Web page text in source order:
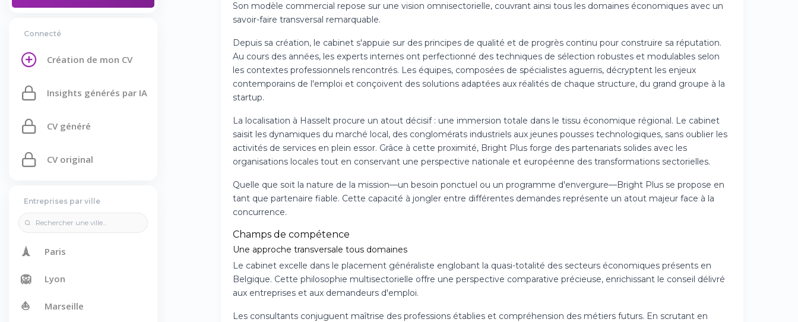
Connecté
Création de mon CV
Insights générés par IA
CV généré
CV original
Entreprises par ville
🗼 Paris
🦁 Lyon
⛵ Marseille
Son modèle commercial repose sur une vision omnisectorielle, couvrant ainsi tous les domaines économiques avec un
savoir-faire transversal remarquable.
Depuis sa création, le cabinet s'appuie sur des principes de qualité et de progrès continu pour construire sa réputation.
Au cours des années, les experts internes ont perfectionné des techniques de sélection robustes et modulables selon
les contextes professionnels rencontrés. Les équipes, composées de spécialistes aguerris, décryptent les enjeux
contemporains de l'emploi et conçoivent des solutions adaptées aux réalités de chaque structure, du grand groupe à la
startup.
La localisation à Hasselt procure un atout décisif : une immersion totale dans le tissu économique régional. Le cabinet
saisit les dynamiques du marché local, des conglomérats industriels aux jeunes pousses technologiques, sans oublier les
activités de services en plein essor. Grâce à cette proximité, Bright Plus forge des partenariats solides avec les
organisations locales tout en conservant une perspective nationale et européenne des transformations sectorielles.
Quelle que soit la nature de la mission—un besoin ponctuel ou un programme d'envergure—Bright Plus se propose en
tant que partenaire fiable. Cette capacité à jongler entre différentes demandes représente un atout majeur face à la
concurrence.
Champs de compétence
Une approche transversale tous domaines
Le cabinet excelle dans le placement généraliste englobant la quasi-totalité des secteurs économiques présents en
Belgique. Cette philosophie multisectorielle offre une perspective comparative précieuse, enrichissant le conseil délivré
aux entreprises et aux demandeurs d'emploi.
Les consultants conjuguent maîtrise des professions établies et compréhension des métiers futurs. En scrutant en